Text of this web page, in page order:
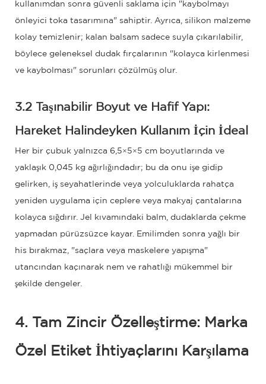
kullanımdan sonra güvenli saklama için "kaybolmayı
önleyici toka tasarımına" sahiptir. Ayrıca, silikon malzeme
kolay temizlenir; kalan balsam sadece suyla çıkarılabilir,
böylece geleneksel dudak fırçalarının "kolayca kirlenmesi
ve kaybolması" sorunları çözülmüş olur.
3.2 Taşınabilir Boyut ve Hafif Yapı:
Hareket Halindeyken Kullanım İçin İdeal
Her bir çubuk yalnızca 6,5×5×5 cm boyutlarında ve
yaklaşık 0,045 kg ağırlığındadır; bu da onu işe gidip
gelirken, iş seyahatlerinde veya yolculuklarda rahatça
yeniden uygulama için ceplere veya makyaj çantalarına
kolayca sığdırır. Jel kıvamındaki balm, dudaklarda çekme
yapmadan pürüzsüzce kayar. Emilimden sonra yağlı bir
his bırakmaz, "saçlara veya maskelere yapışma"
utancından kaçınarak nem ve rahatlığı mükemmel bir
şekilde dengeler.
4. Tam Zincir Özelleştirme: Marka
Özel Etiket İhtiyaçlarını Karşılama